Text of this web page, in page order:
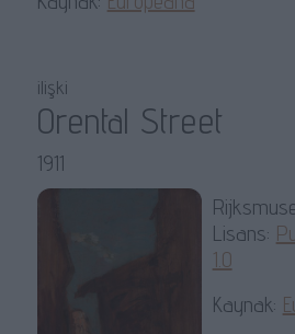
ilişki
Orental Street
1911
Lisans:
1.0
Kaynak: